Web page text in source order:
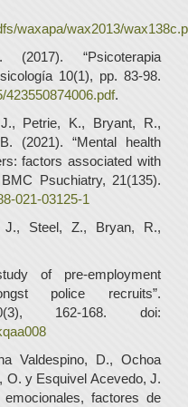
waxapa/wax2013/
“Psicoterapia
10(1), pp. 83-98.
423550874006.pdf.
Petrie, K., Bryant, R.,
(2021). “Mental health
factors associated with
Psuchiatry, 21(135).
021-03125-1
J., Steel, Z., Bryan, R.,
of pre-employment
police recruits”.
162-168. doi:
Valdespino, D., Ochoa
O. y Esquivel Acevedo, J.
factores de